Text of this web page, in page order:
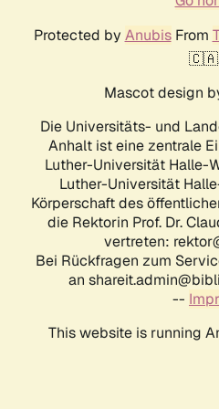
Protected by AnubisFrom
Mascot design
Die Universitäts- und
Anhalt ist eine zentrale
Luther-Universität Halle-
Luther-Universität
Körperschaft des
die Rektorin Prof. Dr.
vertreten:
Bei Rückfragen zum
an
--
This website is running